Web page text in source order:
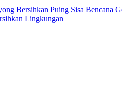
Bersihkan Puing Sisa Bencana
Lingkungan